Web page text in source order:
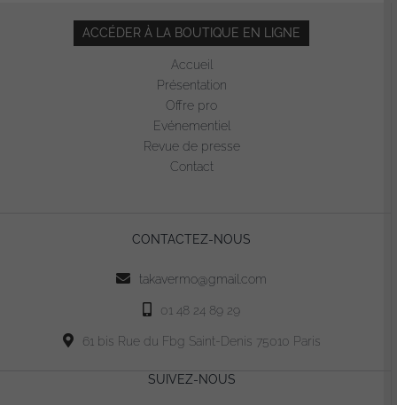
ACCÉDER À LA BOUTIQUE EN LIGNE
Accueil
Présentation
Offre pro
Evénementiel
Revue de presse
Contact
CONTACTEZ-NOUS
takavermo@gmail.com
01 48 24 89 29
61 bis Rue du Fbg Saint-Denis 75010 Paris
SUIVEZ-NOUS